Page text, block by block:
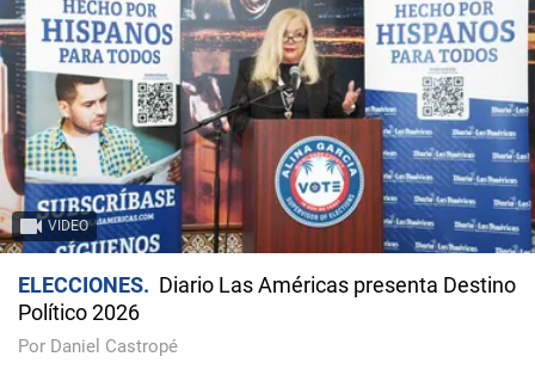
VIDEO
ELECCIONES
Diario Las Américas presenta Destino
Político 2026
Por Daniel Castropé